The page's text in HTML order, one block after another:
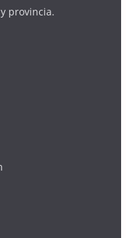
provincia.